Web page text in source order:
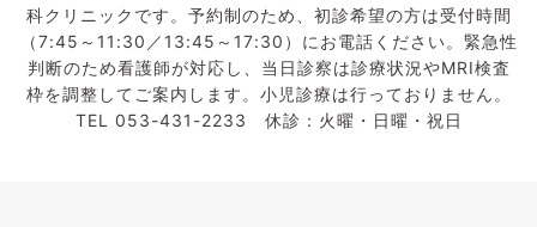
科クリニックです。予約制のため、初診希望の方は受付時間
（7:45～11:30／13:45～17:30）にお電話ください。緊急性
判断のため看護師が対応し、当日診察は診療状況やMRI検査
枠を調整してご案内します。小児診療は行っておりません。
TEL 053-431-2233 休診：火曜・日曜・祝日